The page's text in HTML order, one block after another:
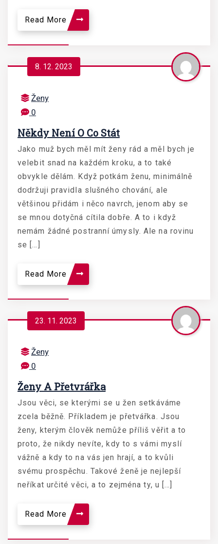
Read More
8. 12. 2023
Ženy
0
Někdy Není O Co Stát
Jako muž bych měl mít ženy rád a měl bych je
velebit snad na každém kroku, a to také
obvykle dělám. Když potkám ženu, minimálně
dodržuji pravidla slušného chování, ale
většinou přidám i něco navrch, jenom aby se
se mnou dotyčná cítila dobře. A to i když
nemám žádné postranní úmysly. Ale na rovinu
se […]
Read More
23. 11. 2023
Ženy
0
Ženy A Přetvrářka
Jsou věci, se kterými se u žen setkáváme
zcela běžně. Příkladem je přetvářka. Jsou
ženy, kterým člověk nemůže příliš věřit a to
proto, že nikdy nevíte, kdy to s vámi myslí
vážně a kdy to na vás jen hrají, a to kvůli
svému prospěchu. Takové ženě je nejlepší
neříkat určité věci, a to zejména ty, u […]
Read More